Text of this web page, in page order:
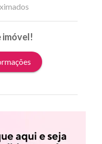
imóvel!